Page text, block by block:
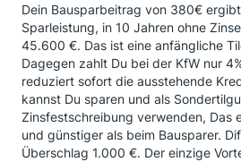
Dein Bausparbeitrag von 380€
Sparleistung, in 10 Jahren ohne
45.600 €. Das ist eine anfängliche
Dagegen zahlt Du bei der KfW nur
reduziert sofort die ausstehende
kannst Du sparen und als
Zinsfestschreibung verwenden, Das
und günstiger als beim Bausparer.
Überschlag 1.000 €. Der einzige